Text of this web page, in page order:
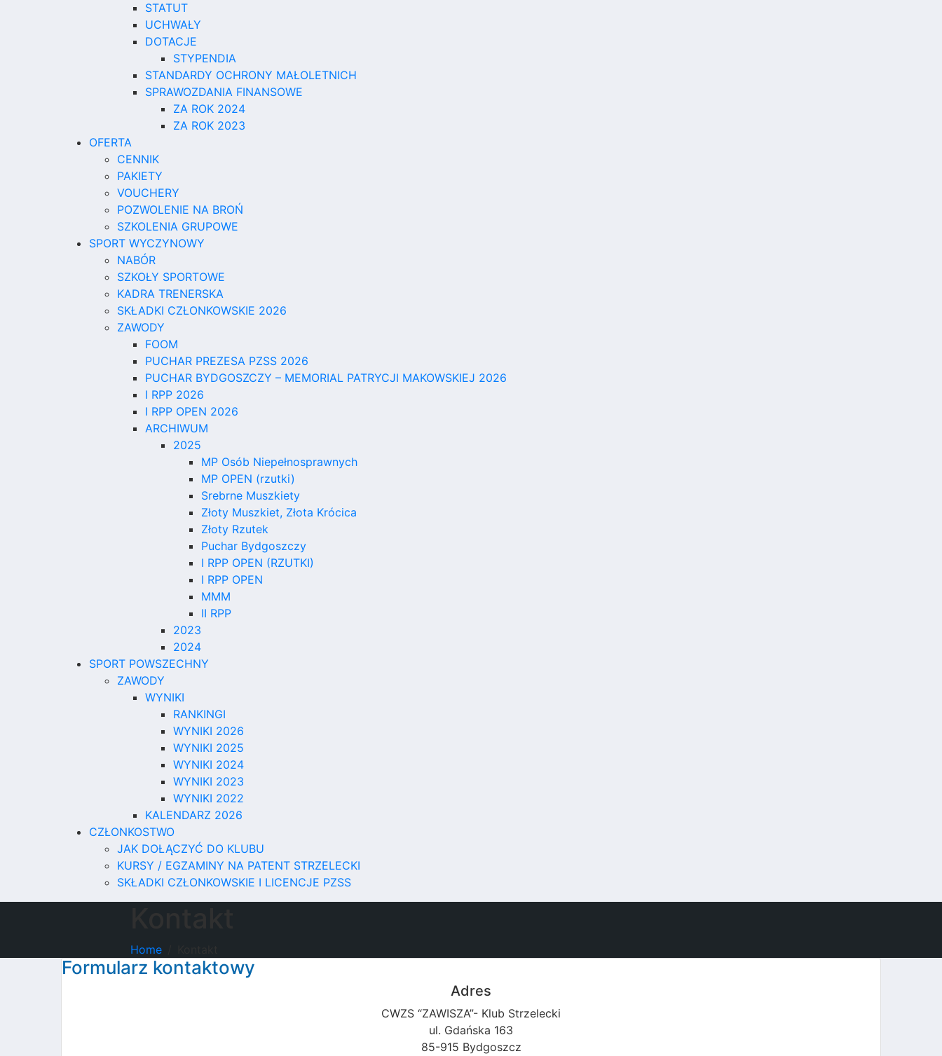
STATUT
UCHWAŁY
DOTACJE
STYPENDIA
STANDARDY OCHRONY MAŁOLETNICH
SPRAWOZDANIA FINANSOWE
ZA ROK 2024
ZA ROK 2023
OFERTA
CENNIK
PAKIETY
VOUCHERY
POZWOLENIE NA BROŃ
SZKOLENIA GRUPOWE
SPORT WYCZYNOWY
NABÓR
SZKOŁY SPORTOWE
KADRA TRENERSKA
SKŁADKI CZŁONKOWSKIE 2026
ZAWODY
FOOM
PUCHAR PREZESA PZSS 2026
PUCHAR BYDGOSZCZY – MEMORIAL PATRYCJI MAKOWSKIEJ 2026
I RPP 2026
I RPP OPEN 2026
ARCHIWUM
2025
MP Osób Niepełnosprawnych
MP OPEN (rzutki)
Srebrne Muszkiety
Złoty Muszkiet, Złota Krócica
Złoty Rzutek
Puchar Bydgoszczy
I RPP OPEN (RZUTKI)
I RPP OPEN
MMM
II RPP
2023
2024
SPORT POWSZECHNY
ZAWODY
WYNIKI
RANKINGI
WYNIKI 2026
WYNIKI 2025
WYNIKI 2024
WYNIKI 2023
WYNIKI 2022
KALENDARZ 2026
CZŁONKOSTWO
JAK DOŁĄCZYĆ DO KLUBU
KURSY / EGZAMINY NA PATENT STRZELECKI
SKŁADKI CZŁONKOWSKIE I LICENCJE PZSS
Home
Formularz kontaktowy
Adres
CWZS “ZAWISZA”- Klub Strzelecki
ul. Gdańska 163
85-915 Bydgoszcz